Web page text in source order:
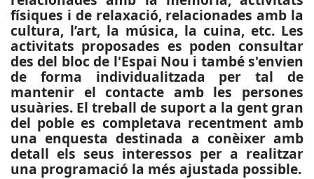
físiques i de relaxació, relacionades amb la
cultura, l’art, la música, la cuina, etc. Les
activitats proposades es poden consultar
des del bloc de l'Espai Nou i també s'envien
de forma individualitzada per tal de
mantenir el contacte amb les persones
usuàries. El treball de suport a la gent gran
del poble es completava recentment amb
una enquesta destinada a conèixer amb
detall els seus interessos per a realitzar
una programació la més ajustada possible.